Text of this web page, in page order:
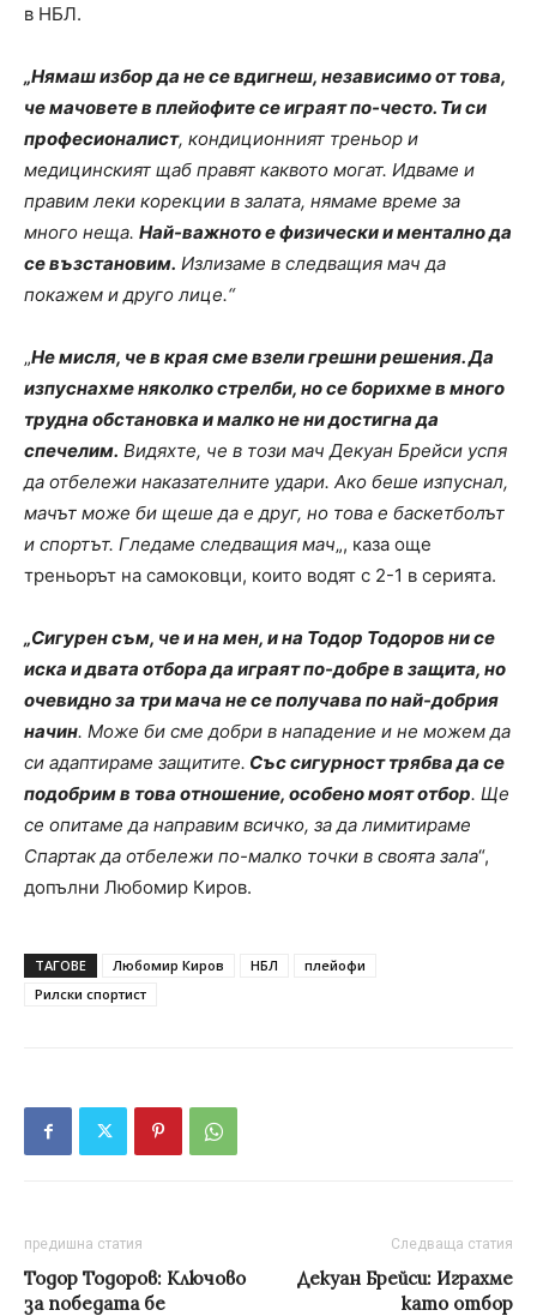
в НБЛ.
„Нямаш избор да не се вдигнеш, независимо от това,
че мачовете в плейофите се играят по-често. Ти си
професионалист, кондиционният треньор и
медицинският щаб правят каквото могат. Идваме и
правим леки корекции в залата, нямаме време за
много неща. Най-важното е физически и ментално да
се възстановим. Излизаме в следващия мач да
покажем и друго лице.“
„Не мисля, че в края сме взели грешни решения. Да
изпуснахме няколко стрелби, но се борихме в много
трудна обстановка и малко не ни достигна да
спечелим. Видяхте, че в този мач Декуан Брейси успя
да отбележи наказателните удари. Ако беше изпуснал,
мачът може би щеше да е друг, но това е баскетболът
и спортът. Гледаме следващия мач„, каза още
треньорът на самоковци, които водят с 2-1 в серията.
„Сигурен съм, че и на мен, и на Тодор Тодоров ни се
иска и двата отбора да играят по-добре в защита, но
очевидно за три мача не се получава по най-добрия
начин. Може би сме добри в нападение и не можем да
си адаптираме защитите. Със сигурност трябва да се
подобрим в това отношение, особено моят отбор. Ще
се опитаме да направим всичко, за да лимитираме
Спартак да отбележи по-малко точки в своята зала“,
допълни Любомир Киров.
ТАГОВЕ Любомир Киров НБЛ
плейофи
Рилски спортист
предишна статия
Тодор Тодоров: Ключово
за победата бе
Следваща статия
Декуан Брейси: Играхме
като отбор